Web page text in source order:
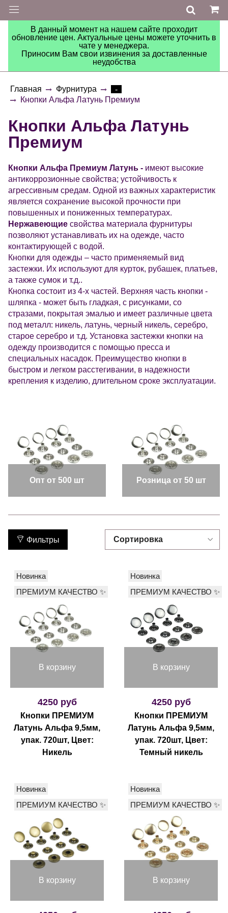
В данный момент на нашем сайте проходит
обновление цен. Актуальные цены можете уточнить в
чате у менеджера.
Приносим Вам свои извинения за доставленные
неудобства
Главная Фурнитура
-
Кнопки Альфа Латунь Премиум
Кнопки Альфа Латунь
Премиум
Кнопки Альфа Премиум Латунь - имеют высокие
антикоррозионные свойства; устойчивость к
агрессивным средам. Одной из важных характеристик
является сохранение высокой прочности при
повышенных и пониженных температурах.
Нержавеющие свойства материала фурнитуры
позволяют устанавливать их на одежде, часто
контактирующей с водой.
Кнопки для одежды – часто применяемый вид
застежки. Их используют для курток, рубашек, платьев,
а также сумок и т.д..
Кнопка состоит из 4-х частей. Верхняя часть кнопки -
шляпка - может быть гладкая, с рисунками, со
стразами, покрытая эмалью и имеет различные цвета
под металл: никель, латунь, черный никель, серебро,
старое серебро и т.д. Установка застежки кнопки на
одежду производится с помощью пресса и
специальных насадок. Преимущество кнопки в
быстром и легком расстегивании, в надежности
крепления к изделию, длительном сроке эксплуатации.
Опт от 500 шт Розница от 50 шт
Фильтры
В корзину
Новинка
ПРЕМИУМ КАЧЕСТВО ✨
4250 руб
Кнопки ПРЕМИУМ
Латунь Альфа 9,5мм,
упак. 720шт, Цвет:
Никель
В корзину
Новинка
ПРЕМИУМ КАЧЕСТВО ✨
4250 руб
Кнопки ПРЕМИУМ
Латунь Альфа 9,5мм,
упак. 720шт, Цвет:
Темный никель
В корзину
Новинка
ПРЕМИУМ КАЧЕСТВО ✨
В корзину
Новинка
ПРЕМИУМ КАЧЕСТВО ✨